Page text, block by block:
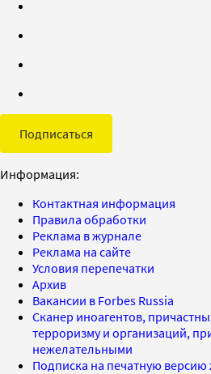
Подписаться
Информация:
Контактная информация
Правила обработки
Реклама в журнале
Реклама на сайте
Условия перепечатки
Архив
Вакансии в Forbes Russia
Сканер иноагентов,
терроризму и организаций,
нежелательными
Подписка на печатную версию